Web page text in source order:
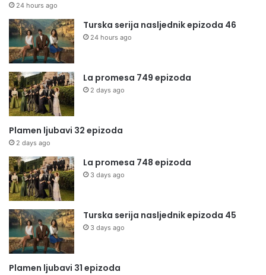
24 hours ago
Turska serija nasljednik epizoda 46
24 hours ago
La promesa 749 epizoda
2 days ago
Plamen ljubavi 32 epizoda
2 days ago
La promesa 748 epizoda
3 days ago
Turska serija nasljednik epizoda 45
3 days ago
Plamen ljubavi 31 epizoda